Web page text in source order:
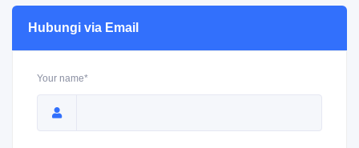
Hubungi via Email
Your name*